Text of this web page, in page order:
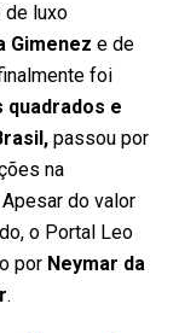
de luxo
Gimenez e de
foi
quadrados e
passou por
na
do valor
o Portal Leo
por Neymar da
.